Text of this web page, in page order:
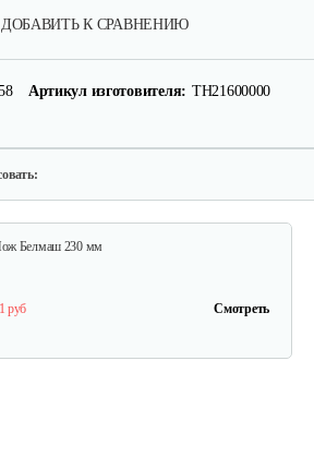
ДОБАВИТЬ К СРАВНЕНИЮ
Артикул изготовителя: ТН21600000
Белмаш 230 мм
руб Смотреть